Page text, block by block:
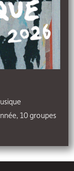
10 groupes